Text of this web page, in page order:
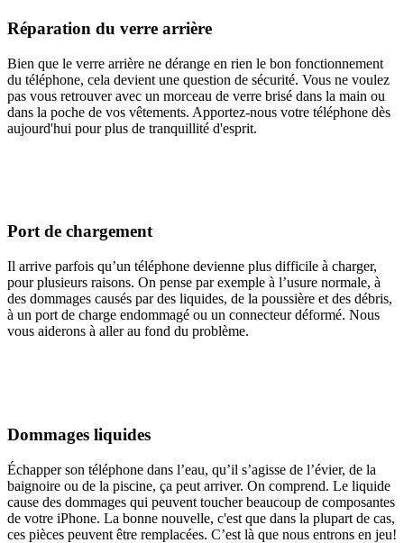
Réparation du verre arrière
Bien que le verre arrière ne dérange en rien le bon fonctionnement
du téléphone, cela devient une question de sécurité. Vous ne voulez
pas vous retrouver avec un morceau de verre brisé dans la main ou
dans la poche de vos vêtements. Apportez-nous votre téléphone dès
aujourd'hui pour plus de tranquillité d'esprit.
Port de chargement
Il arrive parfois qu’un téléphone devienne plus difficile à charger,
pour plusieurs raisons. On pense par exemple à l’usure normale, à
des dommages causés par des liquides, de la poussière et des débris,
à un port de charge endommagé ou un connecteur déformé. Nous
vous aiderons à aller au fond du problème.
Dommages liquides
Échapper son téléphone dans l’eau, qu’il s’agisse de l’évier, de la
baignoire ou de la piscine, ça peut arriver. On comprend. Le liquide
cause des dommages qui peuvent toucher beaucoup de composantes
de votre iPhone. La bonne nouvelle, c'est que dans la plupart de cas,
ces pièces peuvent être remplacées. C’est là que nous entrons en jeu!